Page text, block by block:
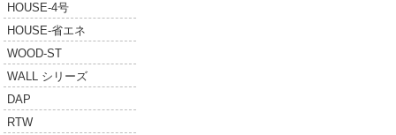
HOUSE-4号
HOUSE-省エネ
WOOD-ST
WALL シリーズ
DAP
RTW